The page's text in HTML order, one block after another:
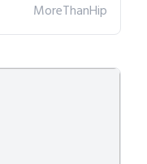
MoreThanHip